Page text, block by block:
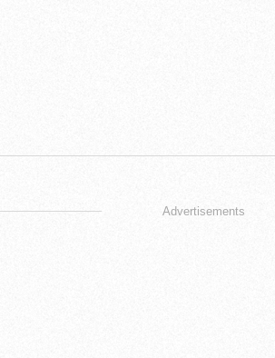
Advertisements